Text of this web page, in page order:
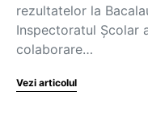
rezultatelor la
Inspectoratul Școlar
colaborare…
Vezi articolul